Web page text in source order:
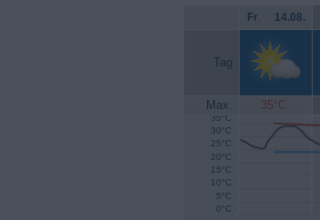
Fr. 14.08.
Tag
Max. 35°C
0°C
5°C
10°C
15°C
20°C
25°C
30°C
35°C